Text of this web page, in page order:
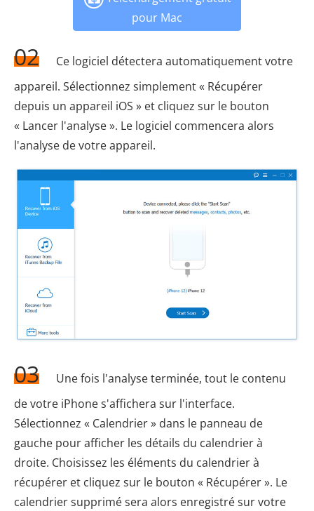
pour Mac
02
Ce logiciel détectera automatiquement votre
appareil. Sélectionnez simplement « Récupérer
depuis un appareil iOS » et cliquez sur le bouton
« Lancer l'analyse ». Le logiciel commencera alors
l'analyse de votre appareil.
03
Une fois l'analyse terminée, tout le contenu
de votre iPhone s'affichera sur l'interface.
Sélectionnez « Calendrier » dans le panneau de
gauche pour afficher les détails du calendrier à
droite. Choisissez les éléments du calendrier à
récupérer et cliquez sur le bouton « Récupérer ». Le
calendrier supprimé sera alors enregistré sur votre